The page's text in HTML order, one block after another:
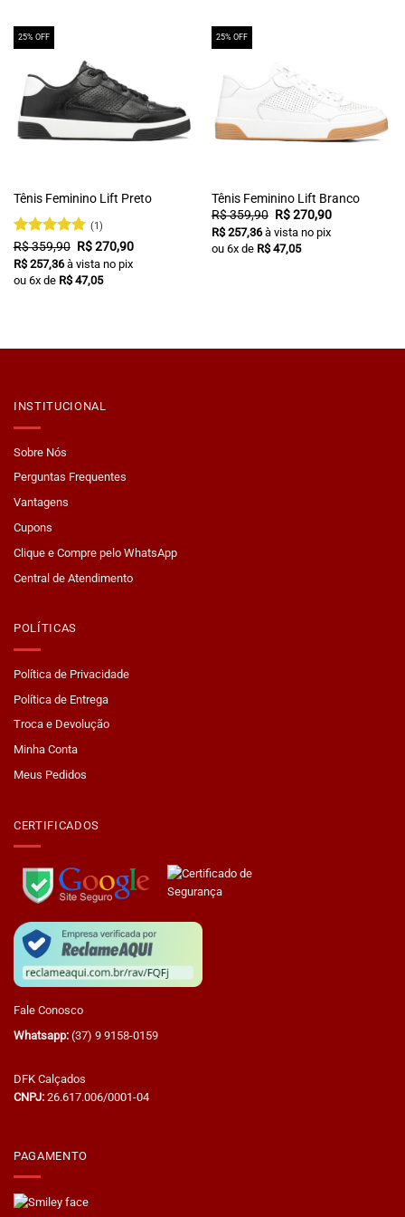
25% OFF
Tênis Feminino Lift Preto
Avaliação 5
de 5
(1)
R$359,90 O
preço
original
era:
R$270,90O
atual
R$257,36 à vista no pix
ou 6x de R$47,05
25% OFF
Tênis Feminino Lift Branco
R$359,90 O
preço
original
era:
R$270,90O
atual
R$257,36 à vista no pix
ou 6x de R$47,05
INSTITUCIONAL
Sobre Nós
Perguntas Frequentes
Vantagens
Cupons
Clique e Compre pelo WhatsApp
Central de Atendimento
POLÍTICAS
Política de Privacidade
Política de Entrega
Troca e Devolução
Minha Conta
Meus Pedidos
CERTIFICADOS
Fale Conosco
Whatsapp: (37) 9 9158-0159
DFK Calçados
CNPJ: 26.617.006/0001-04
PAGAMENTO